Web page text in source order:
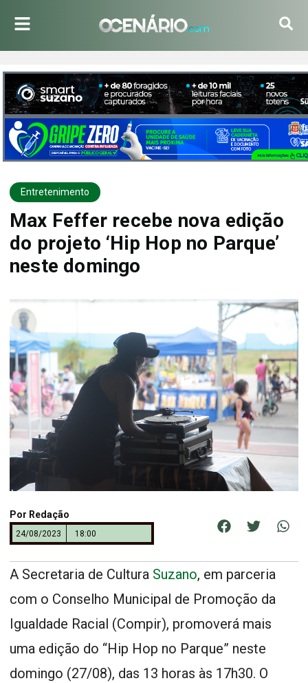
Entretenimento
Max Feffer recebe nova edição
do projeto ‘Hip Hop no Parque’
neste domingo
Por Redação
24/08/2023 18:00
A Secretaria de Cultura Suzano, em parceria
com o Conselho Municipal de Promoção da
Igualdade Racial (Compir), promoverá mais
uma edição do “Hip Hop no Parque” neste
domingo (27/08), das 13 horas às 17h30. O